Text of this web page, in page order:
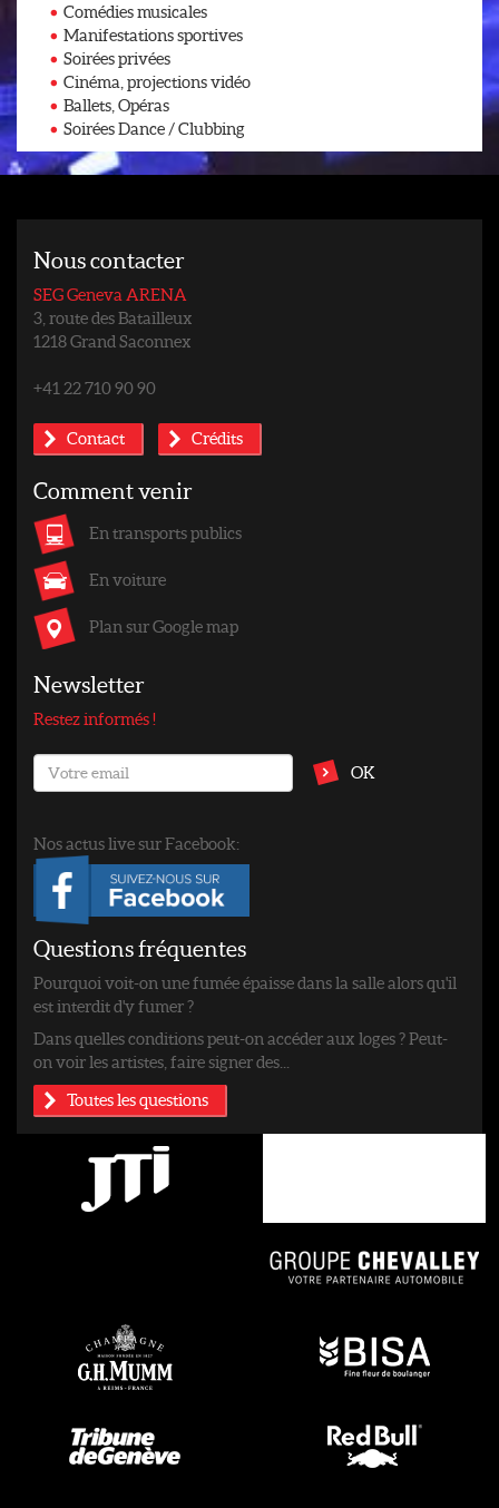
Comédies musicales
Manifestations sportives
Soirées privées
Cinéma, projections vidéo
Ballets, Opéras
Soirées Dance / Clubbing
Nous contacter
SEG Geneva ARENA
3, route des Batailleux
1218 Grand Saconnex
+41 22 710 90 90
Contact Crédits
Comment venir
En transports publics
En voiture
Plan sur Google map
Newsletter
Restez informés !
OK
Nos actus live sur Facebook:
Questions fréquentes
Pourquoi voit-on une fumée épaisse dans la salle alors qu'il
est interdit d'y fumer ?
Dans quelles conditions peut-on accéder aux loges ? Peut-
on voir les artistes, faire signer des...
Toutes les questions